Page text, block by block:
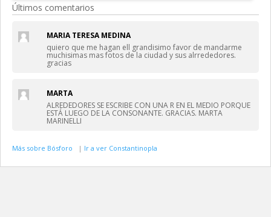
Últimos comentarios
MARIA TERESA MEDINA
quiero que me hagan ell grandisimo favor de mandarme
muchisimas mas fotos de la ciudad y sus alrrededores.
gracias
MARTA
ALREDEDORES SE ESCRIBE CON UNA R EN EL MEDIO PORQUE
ESTÁ LUEGO DE LA CONSONANTE. GRACIAS. MARTA
MARINELLI
Más sobre Bósforo | Ir a ver Constantinopla